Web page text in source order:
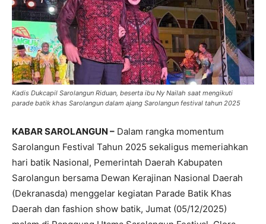
Kadis Dukcapil Sarolangun Riduan, beserta ibu Ny Nailah saat mengikuti
parade batik khas Sarolangun dalam ajang Sarolangun festival tahun 2025
KABAR SAROLANGUN – Dalam rangka momentum
Sarolangun Festival Tahun 2025 sekaligus memeriahkan
hari batik Nasional, Pemerintah Daerah Kabupaten
Sarolangun bersama Dewan Kerajinan Nasional Daerah
(Dekranasda) menggelar kegiatan Parade Batik Khas
Daerah dan fashion show batik, Jumat (05/12/2025)